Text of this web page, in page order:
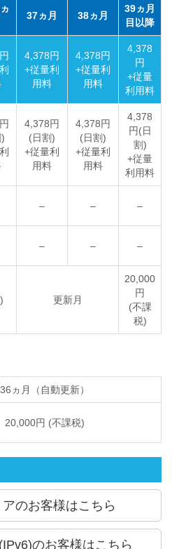
37ヵ月 38ヵ月
39ヵ月
目以降
4,378円
+従量利
用料
4,378円
+従量利
用料
4,378
円
+従量
利用料
4,378円
(日割)
+従量利
用料
4,378円
(日割)
+従量利
用料
4,378
円(日
割)
+従量
利用料
– – –
– – –
更新月
20,000
円
(不課
税)
36ヵ月（自動更新）
20,000円 (不課税)
のお客様はこちら
のお客様はこちら